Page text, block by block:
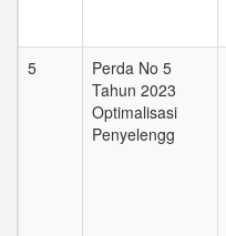
5
Perda No 5
Tahun 2023
Optimalisasi
Penyelengg